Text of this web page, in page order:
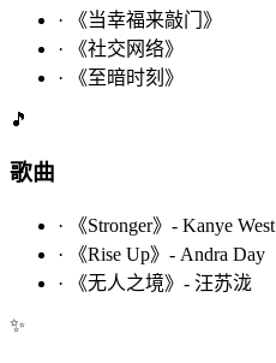
·
《当幸福来敲门》
·
《社交网络》
·
《至暗时刻》
🎵
歌曲
·
《Stronger》- Kanye West
·
《Rise Up》- Andra Day
·
《无人之境》- 汪苏泷
✨